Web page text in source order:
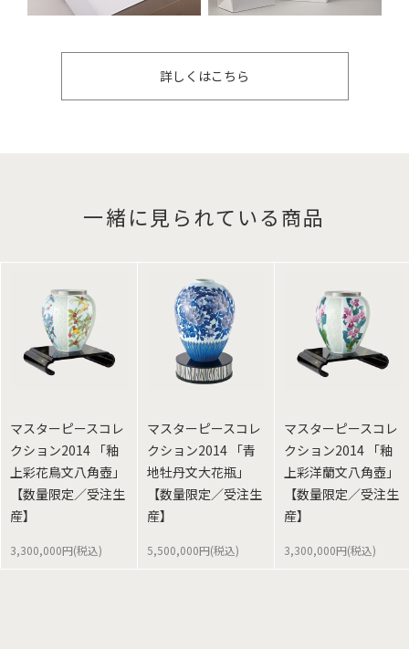
詳しくはこちら
一緒に見られている商品
マスターピースコレ
クション2014 「釉
上彩花鳥文八角壺」
【数量限定／受注生
産】
3,300,000円(税込)
マスターピースコレ
クション2014 「青
地牡丹文大花瓶」
【数量限定／受注生
産】
5,500,000円(税込)
マスターピースコレ
クション2014 「釉
上彩洋蘭文八角壺」
【数量限定／受注生
産】
3,300,000円(税込)